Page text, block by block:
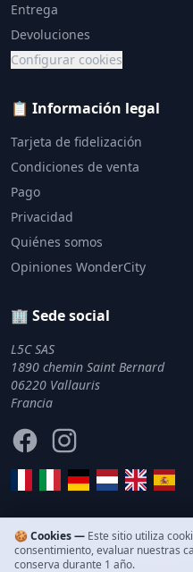
Entrega
Devoluciones
Configurar cookies
📋 Información legal
Tarjeta de fidelización
Condiciones de venta
Pago
Privacidad
Quiénes somos
Opiniones WonderCity
🏢 Sede social
L5C SAS
1890 chemin Saint Bernard
06220 Vallauris
Francia
FacebookInstagram
© 2011–2026 WonderCity.
🍪 Cookies — Este sitio utiliza
consentimiento, evaluar nuestras
conserva durante 1 año.